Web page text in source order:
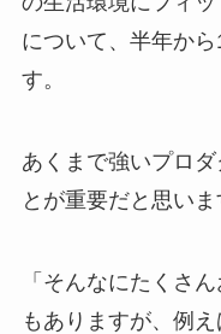
について、半年か
す。
あくまで強いプロ
とが重要だと思いま
「そんなにたくさ
もありますが、例